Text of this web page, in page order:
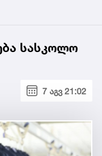
სასკოლო
7 აგვ 21:02